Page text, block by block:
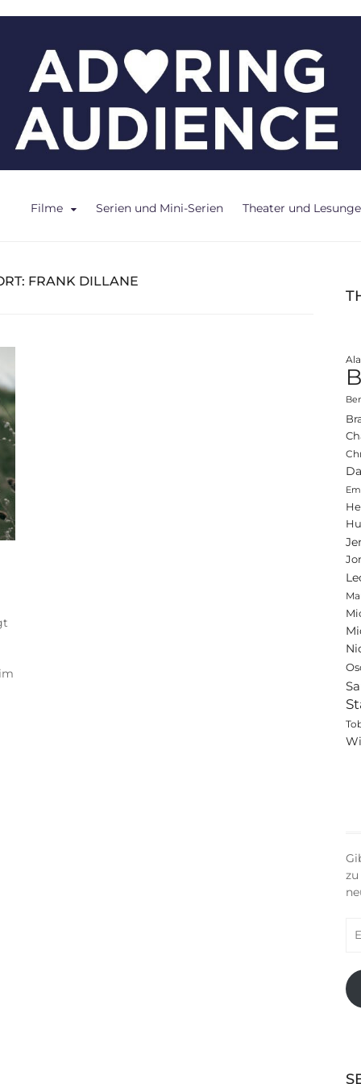
Filme Serien und Mini-Serien Theater und
FRANK DILLANE